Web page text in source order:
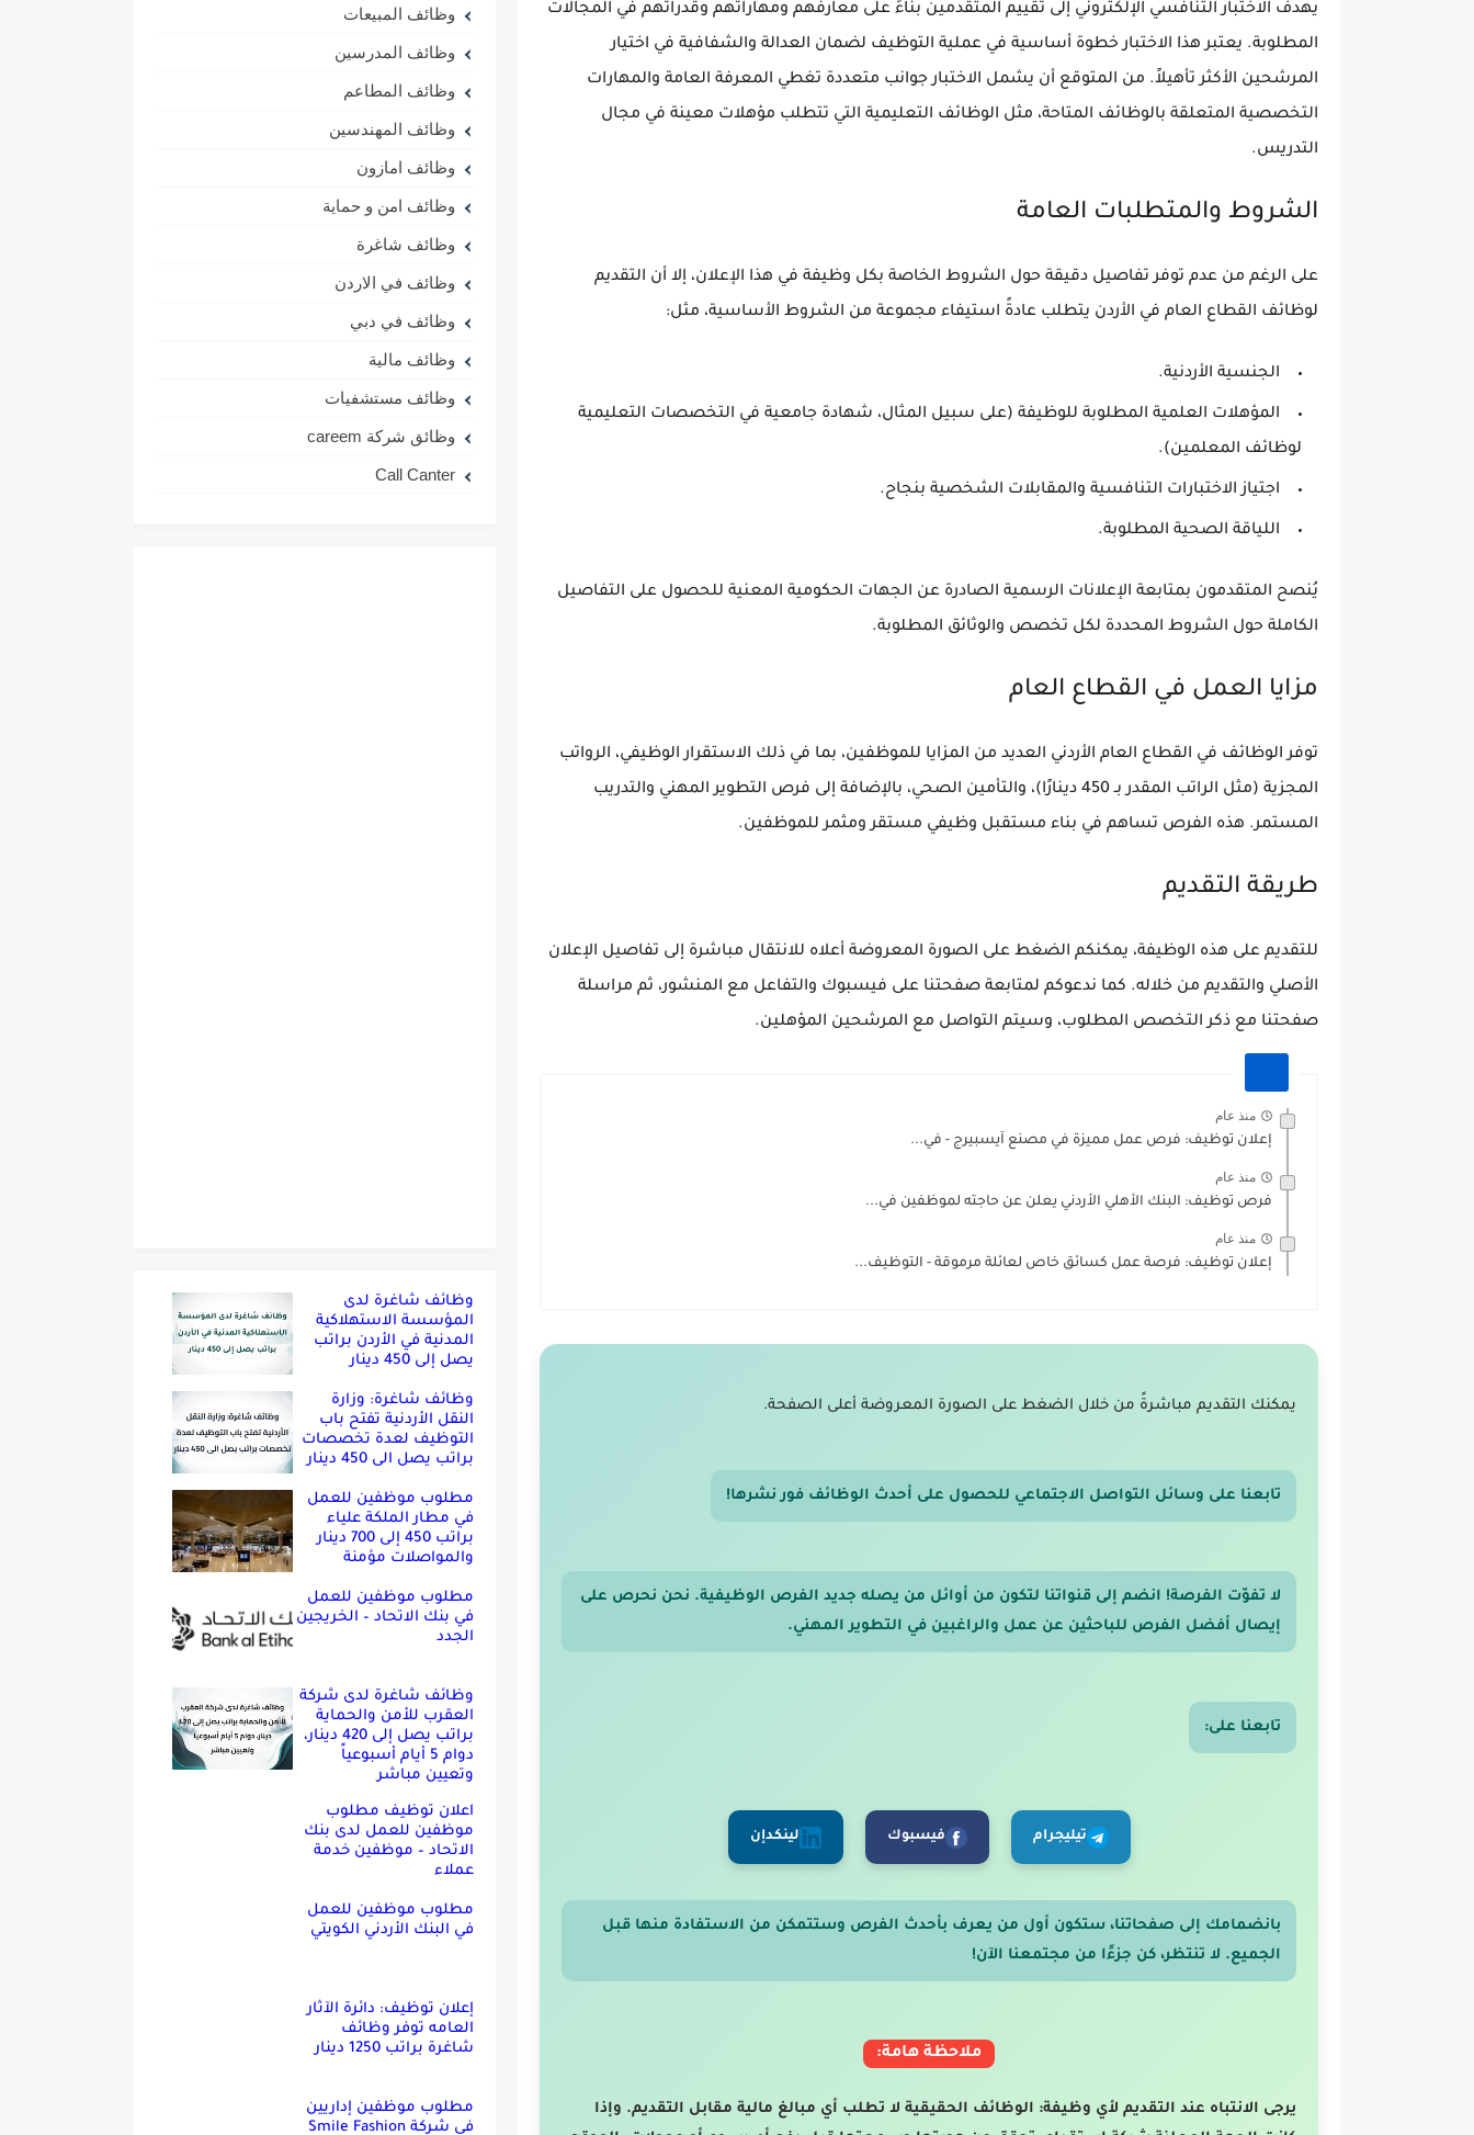
يهدف الاختبار التنافسي الإلكتروني إلى تقييم المتقدمين بناءً على معارفهم ومهاراتهم وقدراتهم في المجالات
المطلوبة. يعتبر هذا الاختبار خطوة أساسية في عملية التوظيف لضمان العدالة والشفافية في اختيار
المرشحين الأكثر تأهيلاً. من المتوقع أن يشمل الاختبار جوانب متعددة تغطي المعرفة العامة والمهارات
التخصصية المتعلقة بالوظائف المتاحة، مثل الوظائف التعليمية التي تتطلب مؤهلات معينة في مجال
التدريس.
الشروط والمتطلبات العامة
على الرغم من عدم توفر تفاصيل دقيقة حول الشروط الخاصة بكل وظيفة في هذا الإعلان، إلا أن التقديم
لوظائف القطاع العام في الأردن يتطلب عادةً استيفاء مجموعة من الشروط الأساسية، مثل:
الجنسية الأردنية.
المؤهلات العلمية المطلوبة للوظيفة (على سبيل المثال، شهادة جامعية في التخصصات التعليمية
لوظائف المعلمين).
اجتياز الاختبارات التنافسية والمقابلات الشخصية بنجاح.
اللياقة الصحية المطلوبة.
يُنصح المتقدمون بمتابعة الإعلانات الرسمية الصادرة عن الجهات الحكومية المعنية للحصول على التفاصيل
الكاملة حول الشروط المحددة لكل تخصص والوثائق المطلوبة.
مزايا العمل في القطاع العام
توفر الوظائف في القطاع العام الأردني العديد من المزايا للموظفين، بما في ذلك الاستقرار الوظيفي، الرواتب
المجزية (مثل الراتب المقدر بـ 450 دينارًا)، والتأمين الصحي، بالإضافة إلى فرص التطوير المهني والتدريب
المستمر. هذه الفرص تساهم في بناء مستقبل وظيفي مستقر ومثمر للموظفين.
طريقة التقديم
للتقديم على هذه الوظيفة، يمكنكم الضغط على الصورة المعروضة أعلاه للانتقال مباشرة إلى تفاصيل الإعلان
الأصلي والتقديم من خلاله. كما ندعوكم لمتابعة صفحتنا على فيسبوك والتفاعل مع المنشور، ثم مراسلة
صفحتنا مع ذكر التخصص المطلوب، وسيتم التواصل مع المرشحين المؤهلين.
منذ عام
إعلان توظيف: فرص عمل مميزة في مصنع آيسبيرج - في...
منذ عام
فرص توظيف: البنك الأهلي الأردني يعلن عن حاجته لموظفين في...
منذ عام
إعلان توظيف: فرصة عمل كسائق خاص لعائلة مرموقة - التوظيف...
يمكنك التقديم مباشرةً من خلال الضغط على الصورة المعروضة أعلى الصفحة.
تابعنا على وسائل التواصل الاجتماعي للحصول على أحدث الوظائف فور نشرها!
لا تفوّت الفرصة! انضم إلى قنواتنا لتكون من أوائل من يصله جديد الفرص الوظيفية. نحن نحرص على
إيصال أفضل الفرص للباحثين عن عمل والراغبين في التطوير المهني.
تابعنا على:
تيليجرام فيسبوك لينكدإن
بانضمامك إلى صفحاتنا، ستكون أول من يعرف بأحدث الفرص وستتمكن من الاستفادة منها قبل
الجميع. لا تنتظر، كن جزءًا من مجتمعنا الآن!
ملاحظة هامة:
يرجى الانتباه عند التقديم لأي وظيفة: الوظائف الحقيقية لا تطلب أي مبالغ مالية مقابل التقديم. وإذا
وظائف المبيعات
وظائف المدرسين
وظائف المطاعم
وظائف المهندسين
وظائف امازون
وظائف امن و حماية
وظائف شاغرة
وظائف في الاردن
وظائف في دبي
وظائف مالية
وظائف مستشفيات
وظائق شركة careem
Call Canter
وظائف شاغرة لدى
المؤسسة الاستهلاكية
المدنية في الأردن براتب
يصل إلى 450 دينار
وظائف شاغرة: وزارة
النقل الأردنية تفتح باب
التوظيف لعدة تخصصات
براتب يصل الى 450 دينار
مطلوب موظفين للعمل
في مطار الملكة علياء
براتب 450 إلى 700 دينار
والمواصلات مؤمنة
مطلوب موظفين للعمل
في بنك الاتحاد – الخريجين
الجدد
وظائف شاغرة لدى شركة
العقرب للأمن والحماية
براتب يصل إلى 420 دينار،
دوام 5 أيام أسبوعياً
وتعيين مباشر
اعلان توظيف مطلوب
موظفين للعمل لدى بنك
الاتحاد – موظفين خدمة
عملاء
مطلوب موظفين للعمل
في البنك الأردني الكويتي
إعلان توظيف: دائرة الآثار
العامه توفر وظائف
شاغرة براتب 1250 دينار
مطلوب موظفين إداريين
في شركة Smile Fashion